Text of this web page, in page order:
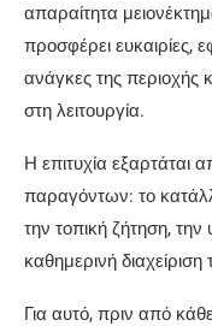
απαραίτητα
προσφέρει ευκαιρίες,
ανάγκες της περιοχής
στη λειτουργία.
Η επιτυχία
παραγόντων: το
την τοπική ζήτηση,
καθημερινή διαχείριση
Για αυτό, πριν από